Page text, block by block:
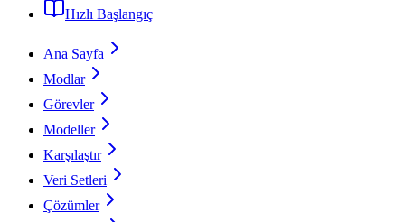
Hızlı Başlangıç
Ana Sayfa
Modlar
Görevler
Modeller
Karşılaştır
Veri Setleri
Çözümler